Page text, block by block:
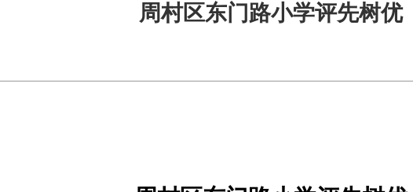
周村区东门路小学评先树优